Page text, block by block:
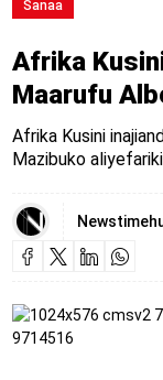
Sanaa
Afrika
Maarufu
Afrika Kusini
Mazibuko